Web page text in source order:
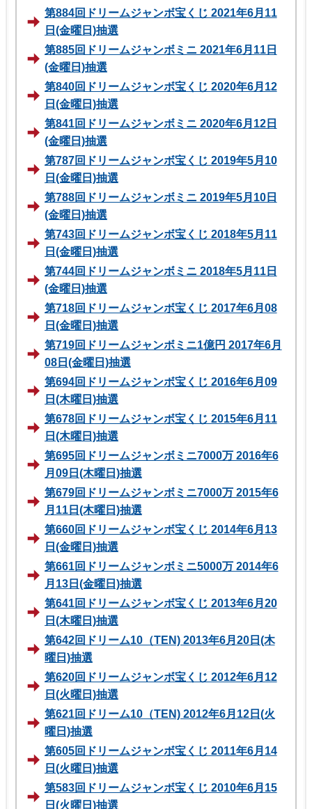
第884回ドリームジャンボ宝くじ 2021年6月11
日(金曜日)抽選
第885回ドリームジャンボミニ 2021年6月11日
(金曜日)抽選
第840回ドリームジャンボ宝くじ 2020年6月12
日(金曜日)抽選
第841回ドリームジャンボミニ 2020年6月12日
(金曜日)抽選
第787回ドリームジャンボ宝くじ 2019年5月10
日(金曜日)抽選
第788回ドリームジャンボミニ 2019年5月10日
(金曜日)抽選
第743回ドリームジャンボ宝くじ 2018年5月11
日(金曜日)抽選
第744回ドリームジャンボミニ 2018年5月11日
(金曜日)抽選
第718回ドリームジャンボ宝くじ 2017年6月08
日(金曜日)抽選
第719回ドリームジャンボミニ1億円 2017年6月
08日(金曜日)抽選
第694回ドリームジャンボ宝くじ 2016年6月09
日(木曜日)抽選
第678回ドリームジャンボ宝くじ 2015年6月11
日(木曜日)抽選
第695回ドリームジャンボミニ7000万 2016年6
月09日(木曜日)抽選
第679回ドリームジャンボミニ7000万 2015年6
月11日(木曜日)抽選
第660回ドリームジャンボ宝くじ 2014年6月13
日(金曜日)抽選
第661回ドリームジャンボミニ5000万 2014年6
月13日(金曜日)抽選
第641回ドリームジャンボ宝くじ 2013年6月20
日(木曜日)抽選
第642回ドリーム10（TEN) 2013年6月20日(木
曜日)抽選
第620回ドリームジャンボ宝くじ 2012年6月12
日(火曜日)抽選
第621回ドリーム10（TEN) 2012年6月12日(火
曜日)抽選
第605回ドリームジャンボ宝くじ 2011年6月14
日(火曜日)抽選
第583回ドリームジャンボ宝くじ 2010年6月15
日(火曜日)抽選